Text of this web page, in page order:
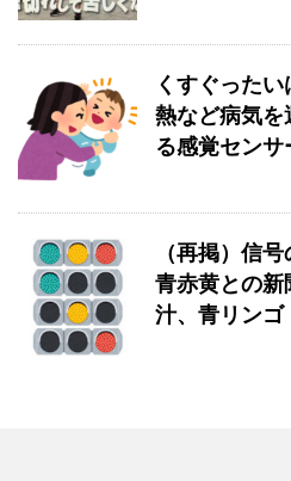
くすぐった
熱など病気を
る感覚センサ
（再掲）信
青赤黄との新
汁、青リンゴ